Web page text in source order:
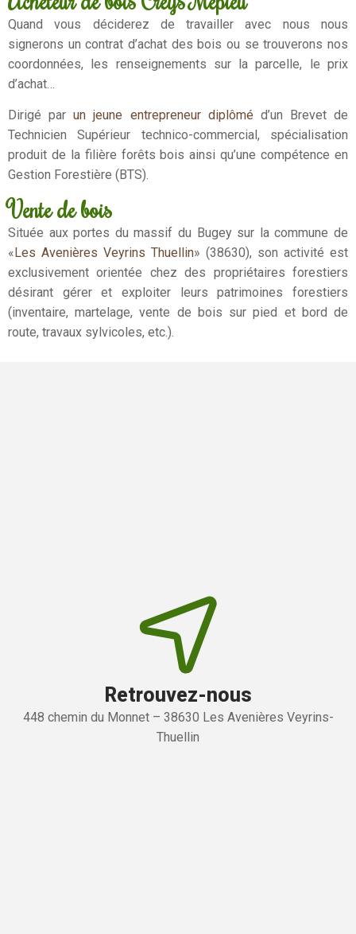
Quand vous déciderez de travailler avec nous nous
signerons un contrat d’achat des bois ou se trouverons nos
coordonnées, les renseignements sur la parcelle, le prix
d’achat…
Dirigé parun jeune entrepreneur diplômé d’un Brevet de
Technicien Supérieur technico-commercial, spécialisation
produit de la filière forêts bois ainsi qu’une compétence en
Gestion Forestière (BTS).
Vente de bois
Située aux portes du massif du Bugey sur la commune de
« Les Avenières Veyrins Thuellin» (38630), son activité est
exclusivement orientée chez des propriétaires forestiers
désirant gérer et exploiter leurs patrimoines forestiers
(inventaire, martelage, vente de bois sur pied et bord de
route, travaux sylvicoles, etc.).
Retrouvez-nous
448 chemin du Monnet – 38630 Les Avenières Veyrins-
Thuellin